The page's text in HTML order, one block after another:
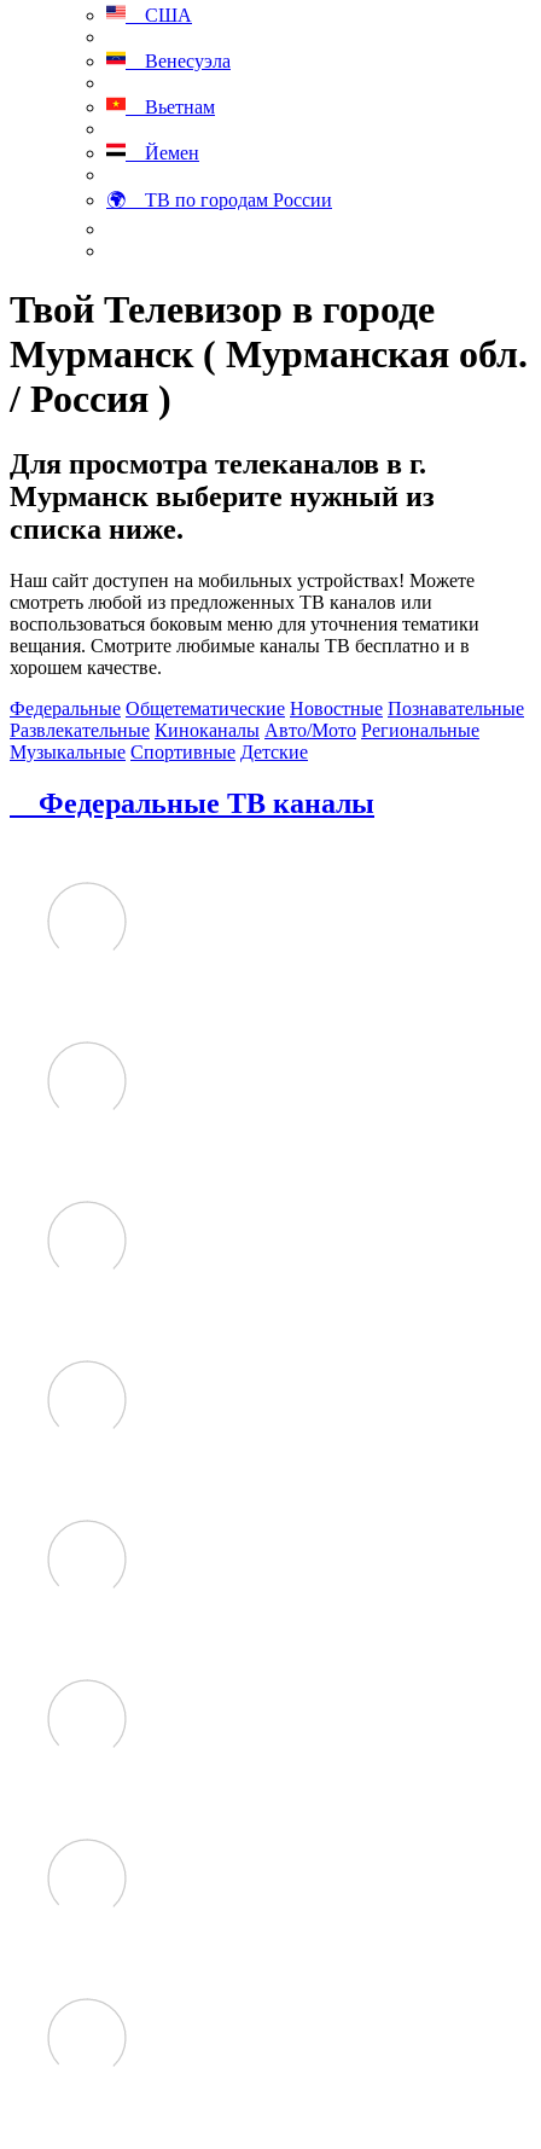
США
Венесуэла
Вьетнам
Йемен
🌍 ТВ по городам России
Твой Телевизор в городе
Мурманск ( Мурманская обл.
/ Россия )
Для просмотра телеканалов в г.
Мурманск выберите нужный из
списка ниже.
Наш сайт доступен на мобильных устройствах! Можете
смотреть любой из предложенных ТВ каналов или
воспользоваться боковым меню для уточнения тематики
вещания. Смотрите любимые каналы ТВ бесплатно и в
хорошем качестве.
Федеральные Общетематические Новостные Познавательные
Развлекательные Киноканалы Авто/Мото Региональные
Музыкальные Спортивные Детские
Федеральные ТВ каналы